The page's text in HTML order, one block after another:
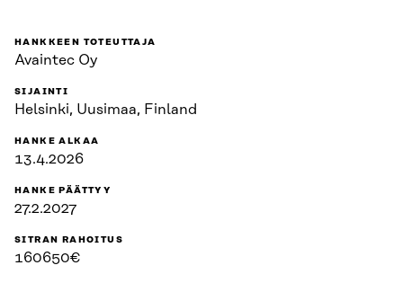
HANKKEEN TOTEUTTAJA
Avaintec Oy
SIJAINTI
Helsinki, Uusimaa, Finland
HANKE ALKAA
13.4.2026
HANKE PÄÄTTYY
27.2.2027
SITRAN RAHOITUS
160650€